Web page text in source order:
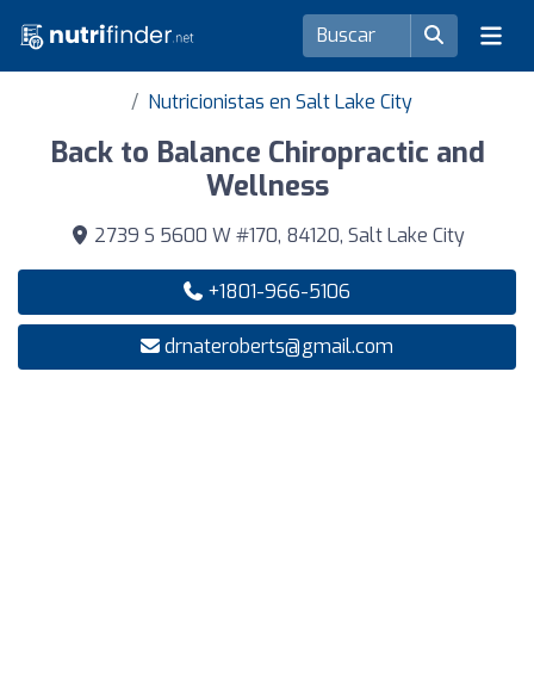
Nutricionistas en Salt Lake City
Back to Balance Chiropractic and
Wellness
2739 S 5600 W #170, 84120, Salt Lake City
+1801-966-5106
drnateroberts@gmail.com